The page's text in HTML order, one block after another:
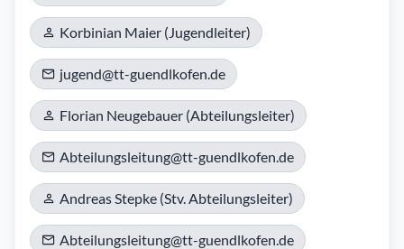
Korbinian Maier (Jugendleiter)
jugend@tt-guendlkofen.de
Florian Neugebauer (Abteilungsleiter)
Abteilungsleitung@tt-guendlkofen.de
Andreas Stepke (Stv. Abteilungsleiter)
Abteilungsleitung@tt-guendlkofen.de